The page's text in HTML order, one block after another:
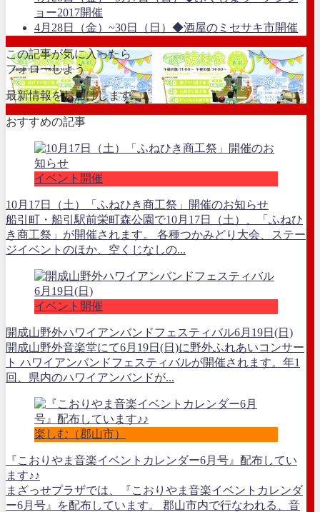
ョー2017開催
4月28日（金）~30日（日）◆酒屋のミセサキ市開催
この記事が気に入ったら
フォローしよう
最新情報をお届けします
おすすめの記事
イベント開催
10月17日（土）「ふねひき商工祭」開催のお知らせ
船引町・船引駅前栄町森公園で10月17日（土）、「ふねひ
き商工祭」が開催されます。 各種つかみどり大会、ステー
ジイベントのほか、空くじなしの...
イベント開催
開成山野外ハワイアンバンドフェスティバル6月19日(日)
開成山野外音楽堂にて6月19日(日)に野外ふれあいコンサー
ト ハワイアンバンドフェスティバルが開催されます。年1
回、県内のハワイアンバンドが...
楽しむ（郡山市）
『こおりやま音楽イベントカレンダー6月号』配布してい
ます♪♪
まざっせプラザでは、『こおりやま音楽イベントカレンダ
ー6月号』を配布しています。 郡山市内で行なわれる、音